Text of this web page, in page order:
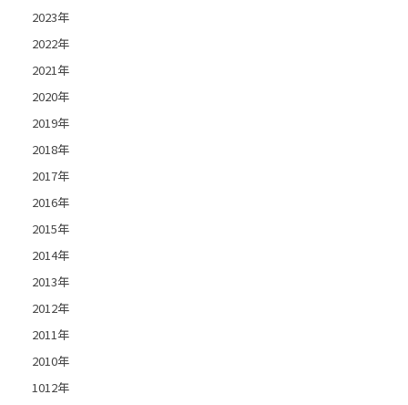
2023年
2022年
2021年
2020年
2019年
2018年
2017年
2016年
2015年
2014年
2013年
2012年
2011年
2010年
1012年